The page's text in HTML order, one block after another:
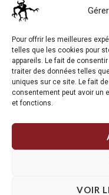
Pour offrir les meilleures
telles que les cookies pour
appareils. Le fait de
traiter des données telles
uniques sur ce site. Le fait
consentement peut avoir un
et fonctions.
VOIR
La RC n'est pas notre
Copyright © 2026